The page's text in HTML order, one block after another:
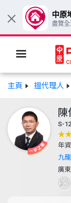
主頁 搵代理人
陳
S-
年
九
廣
× 中原
盡覽